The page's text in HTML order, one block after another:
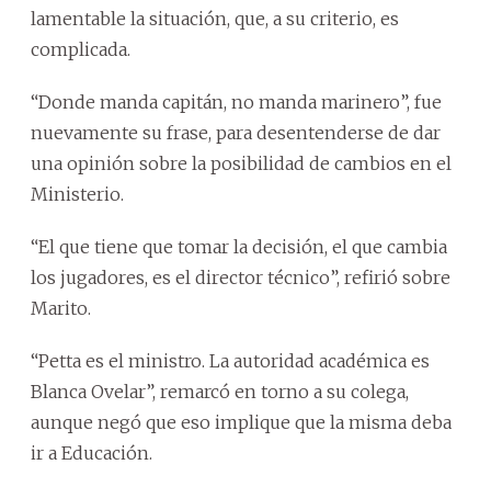
lamentable la situación, que, a su criterio, es
complicada.
“Donde manda capitán, no manda marinero”, fue
nuevamente su frase, para desentenderse de dar
una opinión sobre la posibilidad de cambios en el
Ministerio.
“El que tiene que tomar la decisión, el que cambia
los jugadores, es el director técnico”, refirió sobre
Marito.
“Petta es el ministro. La autoridad académica es
Blanca Ovelar”, remarcó en torno a su colega,
aunque negó que eso implique que la misma deba
ir a Educación.